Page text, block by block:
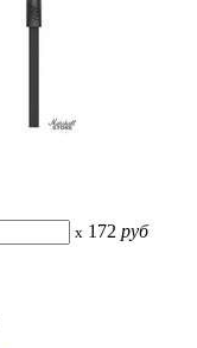
x 172 руб